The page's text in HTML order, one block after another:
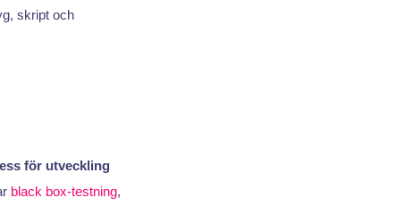
skript och
för utveckling
black box-testning,